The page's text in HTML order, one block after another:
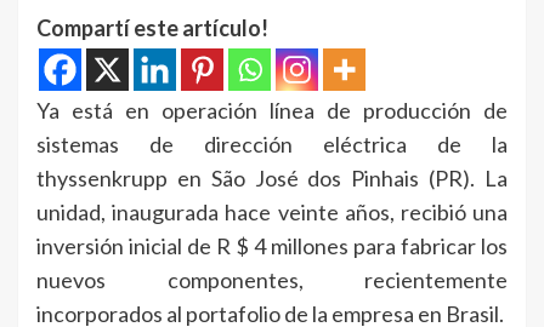
Compartí este artículo!
Ya está en operación línea de producción de
sistemas de dirección eléctrica de la
thyssenkrupp en São José dos Pinhais (PR). La
unidad, inaugurada hace veinte años, recibió una
inversión inicial de R $ 4 millones para fabricar los
nuevos componentes, recientemente
incorporados al portafolio de la empresa en Brasil.